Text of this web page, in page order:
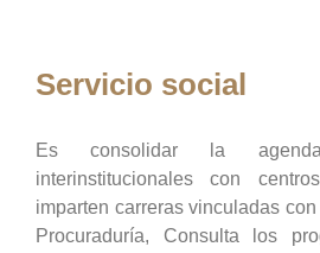
Servicio social
Es consolidar la
interinstitucionales con
imparten carreras vinculadas
Procuraduría, Consulta los